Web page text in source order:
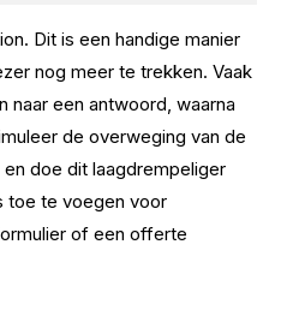
Dit is een handige manier
nog meer te trekken. Vaak
een antwoord, waarna
de overweging van de
doe dit laagdrempeliger
toe te voegen voor
of een offerte